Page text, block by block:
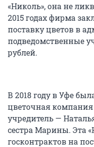
«Николь», она не
2015 годах фирма
поставку цветов в
подведомственные
рублей.
В 2018 году в Уфе
цветочная компания
учредитель —
сестра Марины. Эта
госконтрактов на